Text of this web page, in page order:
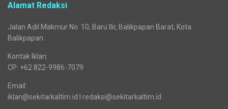
Alamat Redaksi
Jalan Adil Makmur No. 10, Baru Ilir, Balikpapan Barat, Kota
Balikpapan.
Kontak Iklan:
CP: +62 822-9986-7079
Email:
iklan@sekitarkaltim.id I redaksi@sekitarkaltim.id